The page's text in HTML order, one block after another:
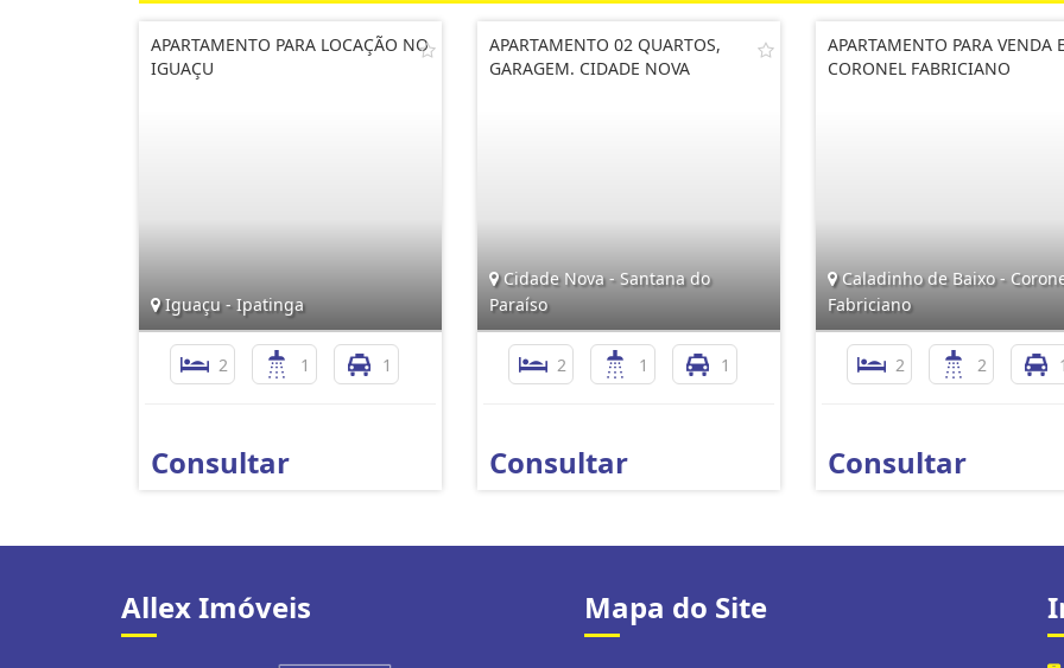
APARTAMENTO PARA LOCAÇÃO NO
IGUAÇU
Iguaçu - Ipatinga
2 1 1
Consultar
APARTAMENTO 02 QUARTOS,
GARAGEM. CIDADE NOVA
Cidade Nova - Santana do
Paraíso
2 1 1
Consultar
APARTAMENTO PARA VENDA
CORONEL FABRICIANO
Caladinho de Baixo -
Fabriciano
2 2 1
Consultar
Allex Imóveis Mapa do Site